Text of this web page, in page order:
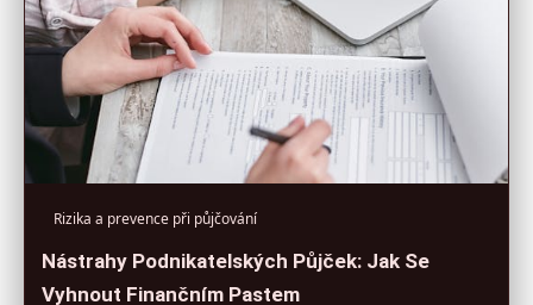
Rizika a prevence při půjčování
Nástrahy Podnikatelských Půjček: Jak Se
Vyhnout Finančním Pastem